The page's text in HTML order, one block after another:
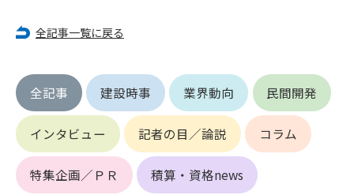
全記事一覧に戻る
全記事 建設時事 業界動向 民間開発
インタビュー 記者の目／論説 コラム
特集企画／ＰＲ 積算・資格news
管理者は、会員が登録した内容が以下に該当する、またはその
恐れのあるものは、会員の承諾なく削除できるものとします。
と管理者が、判断した場合
(2) 建設資料館の運営および保守管理上、必要と判断した場合
(3) 広告掲載料金の支払が遅延した場合
(4) その他、管理者が不適当と判断した場合
第8条（サービスの変更・中止等）
管理者は、会員の承諾なく、本サービス内容の変更(新規追加、